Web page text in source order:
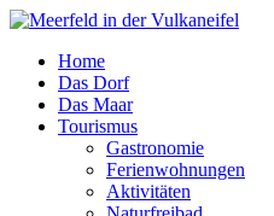
Home
Das Dorf
Das Maar
Tourismus
Gastronomie
Ferienwohnungen
Aktivitäten